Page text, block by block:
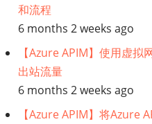
和流程
6 months 2 weeks ago
【Azure APIM】使用虚
出站流量
6 months 2 weeks ago
【Azure APIM】将Azure